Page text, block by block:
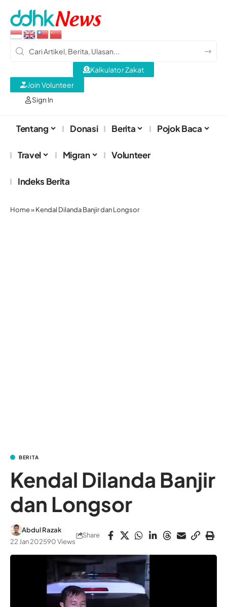
Sign In
Kalkulator Zakat
Join Volunteer
Tentang Donasi Berita Pojok Baca
Travel Migran Volunteer
Indeks Berita
Home»Kendal Dilanda Banjir dan Longsor
BERITA
Kendal Dilanda Banjir
dan Longsor
Abdul Razak
22 Jan 202590 Views
Share